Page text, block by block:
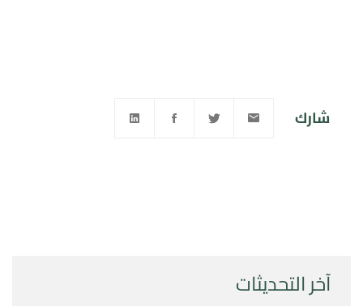
آخر التحديثات
شارك